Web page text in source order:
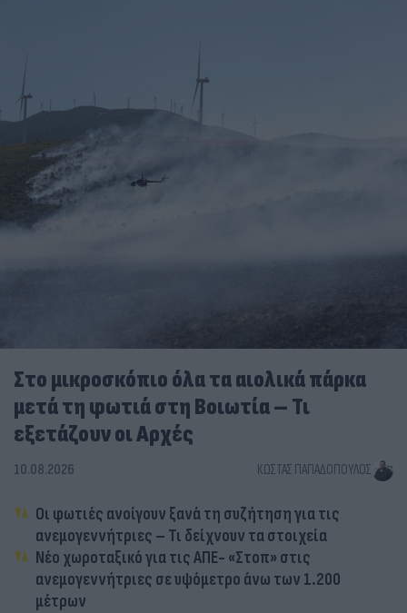
Στο μικροσκόπιο όλα τα αιολικά πάρκα
μετά τη φωτιά στη Βοιωτία – Τι
εξετάζουν οι Αρχές
10.08.2026 ΚΏΣΤΑΣ ΠΑΠΑΔΌΠΟΥΛΟΣ
Οι φωτιές ανοίγουν ξανά τη συζήτηση για τις
ανεμογεννήτριες – Τι δείχνουν τα στοιχεία
Νέο χωροταξικό για τις ΑΠΕ- «Στοπ» στις
ανεμογεννήτριες σε υψόμετρο άνω των 1.200
μέτρων